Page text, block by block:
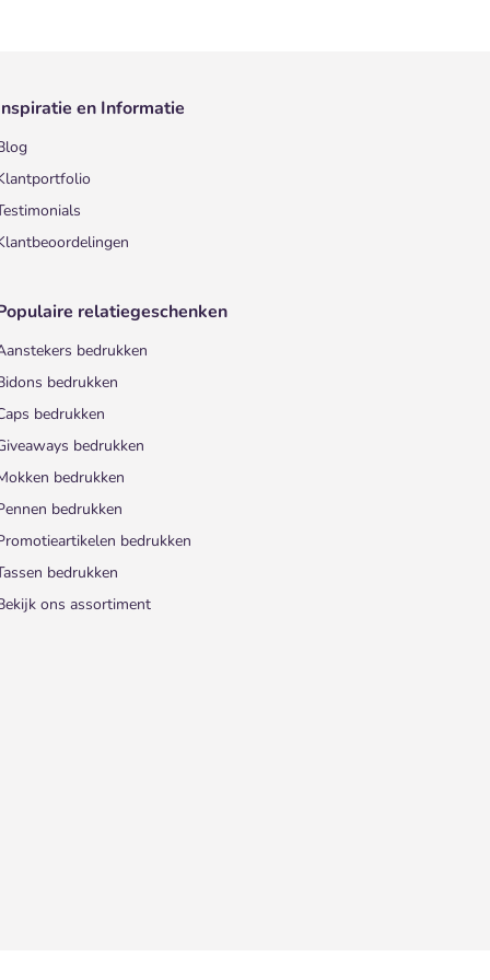
en Informatie
relatiegeschenken
bedrukken
bedrukken
bedrukken
bedrukken
bedrukken
bedrukken
bedrukken
bedrukken
ons assortiment